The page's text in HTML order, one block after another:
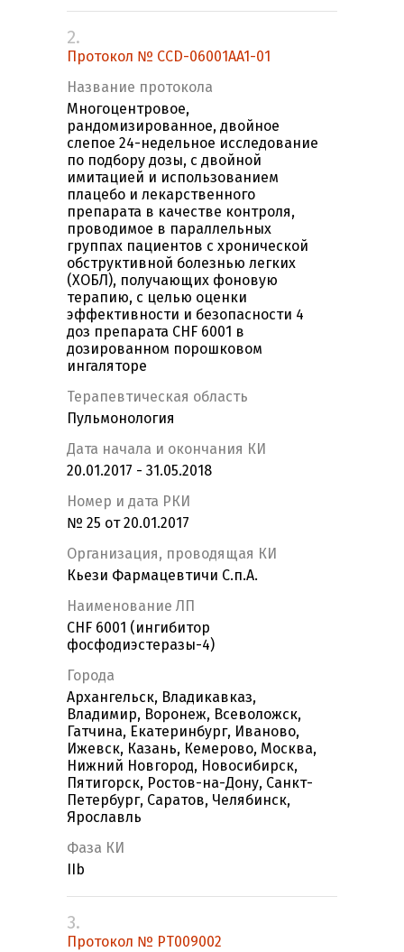
2.
Протокол № CCD-06001AA1-01
Название протокола
Многоцентровое,
рандомизированное, двойное
слепое 24-недельное исследование
по подбору дозы, с двойной
имитацией и использованием
плацебо и лекарственного
препарата в качестве контроля,
проводимое в параллельных
группах пациентов с хронической
обструктивной болезнью легких
(ХОБЛ), получающих фоновую
терапию, с целью оценки
эффективности и безопасности 4
доз препарата CHF 6001 в
дозированном порошковом
ингаляторе
Терапевтическая область
Пульмонология
Дата начала и окончания КИ
20.01.2017 - 31.05.2018
Номер и дата РКИ
№ 25 от 20.01.2017
Организация, проводящая КИ
Кьези Фармацевтичи С.п.А.
Наименование ЛП
CHF 6001 (ингибитор
фосфодиэстеразы-4)
Города
Архангельск, Владикавказ,
Владимир, Воронеж, Всеволожск,
Гатчина, Екатеринбург, Иваново,
Ижевск, Казань, Кемерово, Москва,
Нижний Новгород, Новосибирск,
Пятигорск, Ростов-на-Дону, Санкт-
Петербург, Саратов, Челябинск,
Ярославль
Фаза КИ
IIb
3.
Протокол № PT009002